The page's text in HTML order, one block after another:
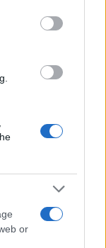
or
το
γιο – Ο
τη
μνημόσυνο
της
για
- Το παιδί